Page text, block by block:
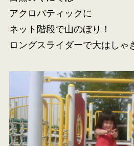
アクロバティックに
ネット階段で山のぼり！
ロングスライダーで大はしゃ